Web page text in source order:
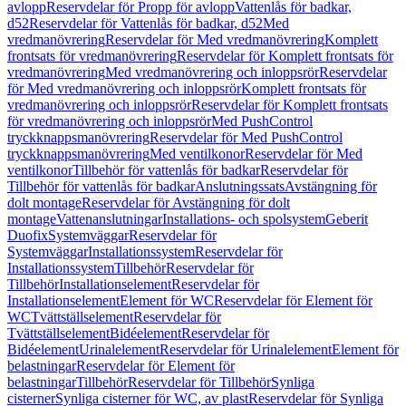
avloppReservdelar för Propp för avloppVattenlås för badkar,
d52Reservdelar för Vattenlås för badkar, d52Med
vredmanövreringReservdelar för Med vredmanövreringKomplett
frontsats för vredmanövreringReservdelar för Komplett frontsats för
vredmanövreringMed vredmanövrering och inloppsrörReservdelar
för Med vredmanövrering och inloppsrörKomplett frontsats för
vredmanövrering och inloppsrörReservdelar för Komplett frontsats
för vredmanövrering och inloppsrörMed PushControl
tryckknappsmanövreringReservdelar för Med PushControl
tryckknappsmanövreringMed ventilkonorReservdelar för Med
ventilkonorTillbehör för vattenlås för badkarReservdelar för
Tillbehör för vattenlås för badkarAnslutningssatsAvstängning för
dolt montageReservdelar för Avstängning för dolt
montageVattenanslutningarInstallations- och spolsystemGeberit
DuofixSystemväggarReservdelar för
SystemväggarInstallationssystemReservdelar för
InstallationssystemTillbehörReservdelar för
TillbehörInstallationselementReservdelar för
InstallationselementElement för WCReservdelar för Element för
WCTvättställselementReservdelar för
TvättställselementBidéelementReservdelar för
BidéelementUrinalelementReservdelar för UrinalelementElement för
belastningarReservdelar för Element för
belastningarTillbehörReservdelar för TillbehörSynliga
cisternerSynliga cisterner för WC, av plastReservdelar för Synliga